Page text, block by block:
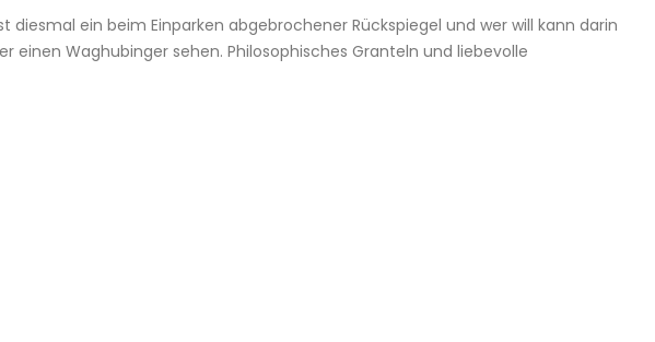
diesmal ein beim Einparken abgebrochener Rückspiegel und wer will kann darin
einen Waghubinger sehen. Philosophisches Granteln und liebevolle